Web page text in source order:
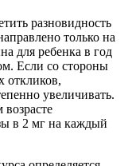
разновидность
только на
для ребенка в год
Если со стороны
откликов,
увеличивать.
возрасте
в 2 мг на каждый